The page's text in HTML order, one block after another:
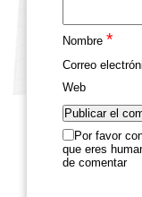
Nombre *
Correo
Web
Por favor
que eres
de comentar